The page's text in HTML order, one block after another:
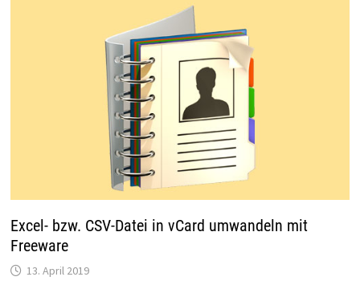
Excel- bzw. CSV-Datei in vCard umwandeln mit
Freeware
13. April 2019